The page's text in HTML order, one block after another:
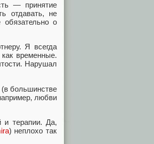
— принятие
отдавать, не
о
Я всегда
временные.
Нарушал
большинстве
любви
и терапии. Да,
) неплохо так